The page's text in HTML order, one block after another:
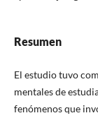
Resumen
El estudio tuvo
mentales de
fenómenos que